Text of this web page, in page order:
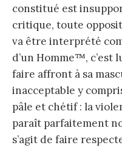
constitué est
critique, toute
va être interprété
d’un Homme™, c’est
faire affront à sa
inacceptable y
pâle et chétif : la
paraît parfaitement
s’agit de faire